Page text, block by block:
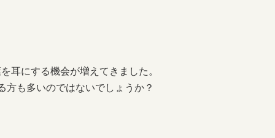
耳にする機会が増えてきました。
も多いのではないでしょうか？